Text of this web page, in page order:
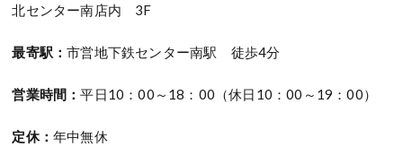
北センター南店内 3F
最寄駅：市営地下鉄センター南駅 徒歩4分
営業時間：平日10：00～18：00（休日10：00～19：00）
定休：年中無休